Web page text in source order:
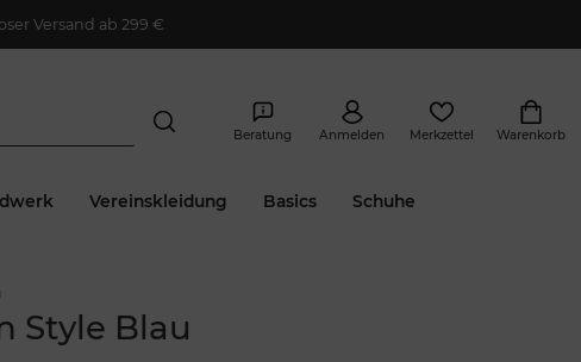
Versand ab 299 €
Vereinskleidung Basics Schuhe
Beratung Anmelden Merkzettel Warenkorb
Style Blau